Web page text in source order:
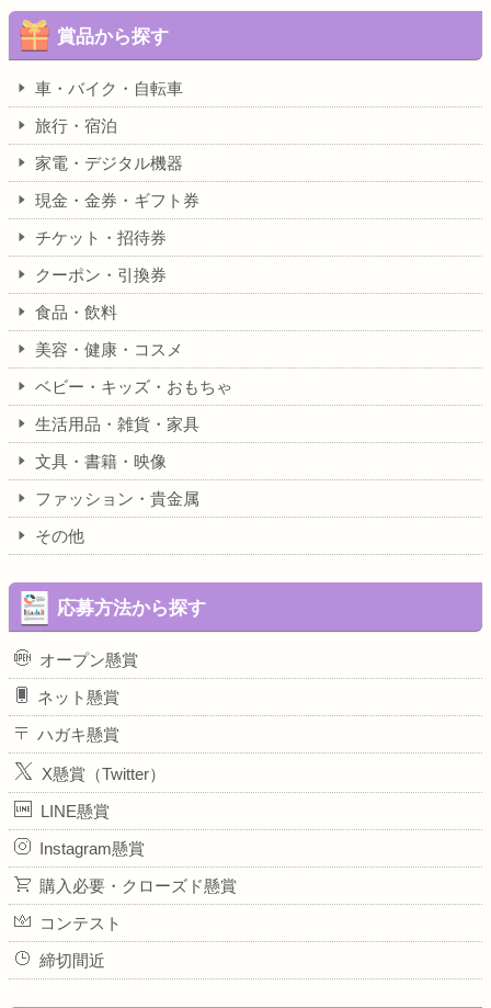
賞品から探す
車・バイク・自転車
旅行・宿泊
家電・デジタル機器
現金・金券・ギフト券
チケット・招待券
クーポン・引換券
食品・飲料
美容・健康・コスメ
ベビー・キッズ・おもちゃ
生活用品・雑貨・家具
文具・書籍・映像
ファッション・貴金属
その他
応募方法から探す
オープン懸賞
ネット懸賞
ハガキ懸賞
X懸賞（Twitter）
LINE懸賞
Instagram懸賞
購入必要・クローズド懸賞
コンテスト
締切間近